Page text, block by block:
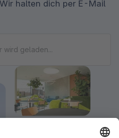
halten dich per E-Mail
wird geladen...